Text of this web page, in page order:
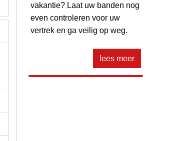
vakantie? Laat uw banden nog
even controleren voor uw
vertrek en ga veilig op weg.
lees meer